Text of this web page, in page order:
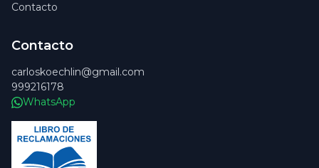
Contacto
Contacto
carloskoechlin@gmail.com
999216178
WhatsApp